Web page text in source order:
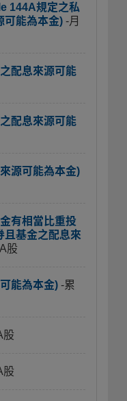
144A規定之私
可能為本金) -月
配息來源可能
配息來源可能
源可能為本金)
有相當比重投
且基金之配息來
股
能為本金) -累
股
股